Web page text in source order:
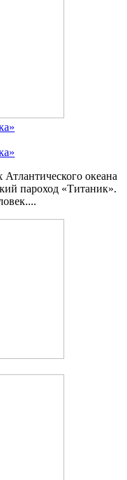
океана
пароход «Титаник».